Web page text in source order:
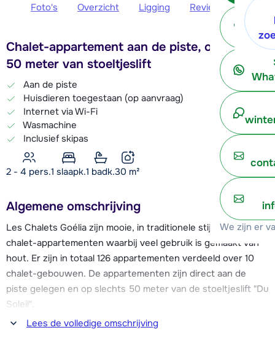
We zijn er
Foto's Overzicht Ligging Reviews
Chalet-appartement aan de piste, op slechts
50 meter van stoeltjeslift
Aan de piste
Huisdieren toegestaan (op aanvraag)
Internet via Wi-Fi
Wasmachine
Inclusief skipas
2 - 4 pers.1 slaapk.1 badk.30 m²
Algemene omschrijving
Les Chalets Goélia zijn mooie, in traditionele stijl gebouwde
chalet-appartementen waarbij veel gebruik is gemaakt van
hout. Er zijn in totaal 126 appartementen verdeeld over 10
chalet-gebouwen. De appartementen zijn direct aan de
piste gelegen en op slechts 50 meter van de stoeltjeslift "Du
Soleil".
Lees de volledige omschrijving